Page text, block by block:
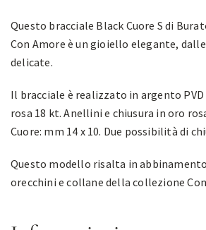
Questo bracciale Black Cuore S di
Con Amore è un gioiello elegante,
delicate.
Il bracciale è realizzato in argento
rosa 18 kt. Anellini e chiusura in oro
Cuore: mm 14 x 10. Due possibilità di
Questo modello risalta in
orecchini e collane della collezione